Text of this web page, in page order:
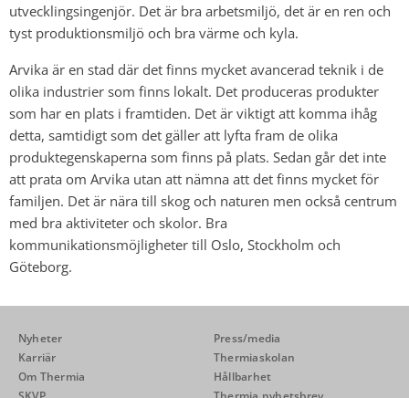
utvecklingsingenjör. Det är bra arbetsmiljö, det är en ren och
tyst produktionsmiljö och bra värme och kyla.
Arvika är en stad där det finns mycket avancerad teknik i de
olika industrier som finns lokalt. Det produceras produkter
som har en plats i framtiden. Det är viktigt att komma ihåg
detta, samtidigt som det gäller att lyfta fram de olika
produktegenskaperna som finns på plats. Sedan går det inte
att prata om Arvika utan att nämna att det finns mycket för
familjen. Det är nära till skog och naturen men också centrum
med bra aktiviteter och skolor. Bra
kommunikationsmöjligheter till Oslo, Stockholm och
Göteborg.
Nyheter
Press/media
Karriär
Thermiaskolan
Om Thermia
Hållbarhet